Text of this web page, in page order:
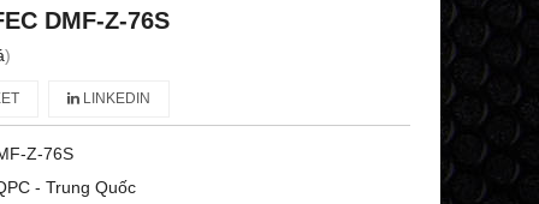
DMF-Z-76S
)
LINKEDIN
Z-76S
- Trung Quốc